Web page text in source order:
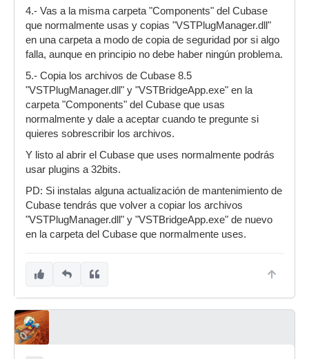
4.- Vas a la misma carpeta "Components" del Cubase
que normalmente usas y copias "VSTPlugManager.dll"
en una carpeta a modo de copia de seguridad por si algo
falla, aunque en principio no debe haber ningún problema.
5.- Copia los archivos de Cubase 8.5
"VSTPlugManager.dll" y "VSTBridgeApp.exe" en la
carpeta "Components" del Cubase que usas
normalmente y dale a aceptar cuando te pregunte si
quieres sobrescribir los archivos.
Y listo al abrir el Cubase que uses normalmente podrás
usar plugins a 32bits.
PD: Si instalas alguna actualización de mantenimiento de
Cubase tendrás que volver a copiar los archivos
"VSTPlugManager.dll" y "VSTBridgeApp.exe" de nuevo
en la carpeta del Cubase que normalmente uses.